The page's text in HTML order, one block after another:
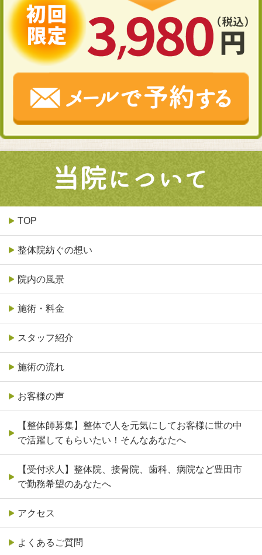
TOP
整体院紡ぐの想い
院内の風景
施術・料金
スタッフ紹介
施術の流れ
お客様の声
【整体師募集】整体で人を元気にしてお客様に世の中
で活躍してもらいたい！そんなあなたへ
【受付求人】整体院、接骨院、歯科、病院など豊田市
で勤務希望のあなたへ
アクセス
よくあるご質問